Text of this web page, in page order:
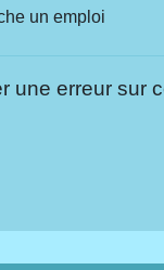
un emploi
une erreur sur